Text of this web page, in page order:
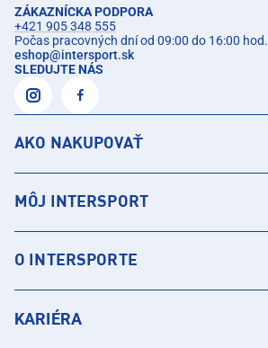
ZÁKAZNÍCKA PODPORA
+421 905 348 555
Počas pracovných dní od 09:00 do 16:00 hod.
eshop@intersport.sk
SLEDUJTE NÁS
AKO NAKUPOVAŤ
MÔJ INTERSPORT
O INTERSPORTE
KARIÉRA